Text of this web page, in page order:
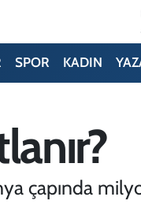
SPOR KADIN
çapında